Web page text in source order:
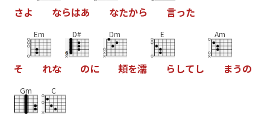
さよ ならはあ なたから 言った
そ
Em
れな
D#
のに
Dm
頬を濡
E
ら してし
Am
まうの
Gm C